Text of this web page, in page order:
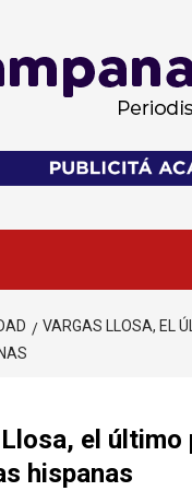
VARGAS LLOSA, EL
el último
hispanas